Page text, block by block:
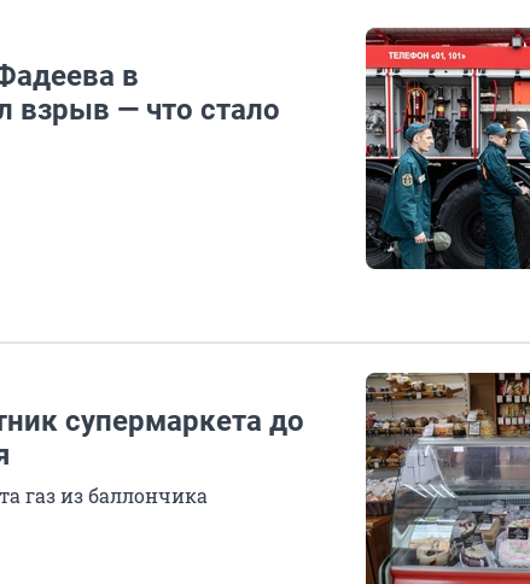
в
взрыв — что стало
супермаркета до
газ из баллончика